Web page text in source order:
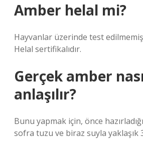
Amber helal mi?
Hayvanlar üzerinde test
Helal sertifikalıdır.
Gerçek amber
anlaşılır?
Bunu yapmak için, önce
sofra tuzu ve biraz suyla yaklaşık